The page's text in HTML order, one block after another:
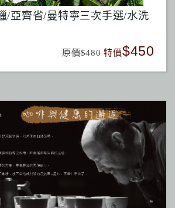
/亞齊省/曼特寧三次手選/水洗
原價$480 特價$450